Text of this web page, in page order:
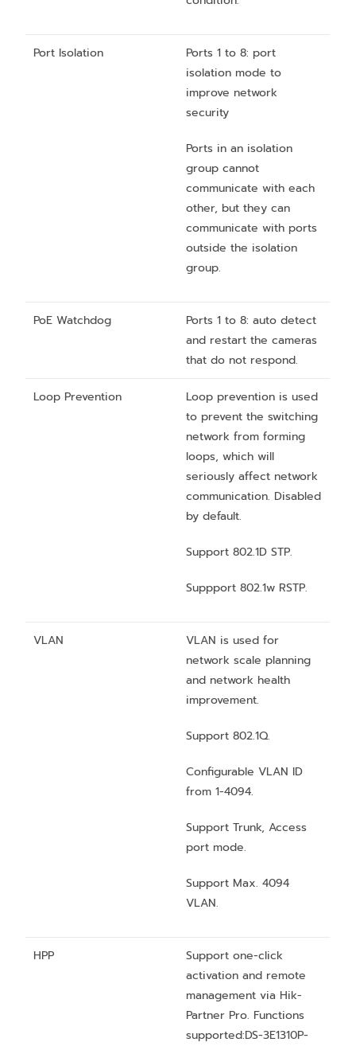
Port Isolation
Ports 1 to 8: port
isolation mode to
improve network
security
Ports in an isolation
group cannot
communicate with each
other, but they can
communicate with ports
outside the isolation
group.
PoE Watchdog
Ports 1 to 8: auto detect
and restart the cameras
that do not respond.
Loop Prevention
Loop prevention is used
to prevent the switching
network from forming
loops, which will
seriously affect network
communication. Disabled
by default.
Support 802.1D STP.
Suppport 802.1w RSTP.
VLAN
VLAN is used for
network scale planning
and network health
improvement.
Support 802.1Q.
Configurable VLAN ID
from 1-4094.
Support Trunk, Access
port mode.
Support Max. 4094
VLAN.
HPP
Support one-click
activation and remote
management via Hik-
Partner Pro. Functions
supported:DS-3E1310P-